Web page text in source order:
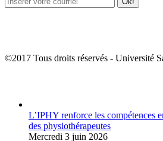
©2017 Tous droits réservés - Université
L’IPHY renforce les compétences
des physiothérapeutes
Mercredi 3 juin 2026